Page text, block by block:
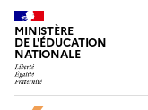
Gestion de vos
MINISTÈRE
DE L'ÉDUCATION
NATIONALE